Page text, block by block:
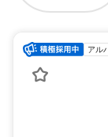
アル